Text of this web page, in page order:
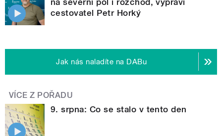
cestovatel Petr Horký
Jak nás naladíte na DABu
VÍCE Z POŘADU
9. srpna: Co se stalo v tento den